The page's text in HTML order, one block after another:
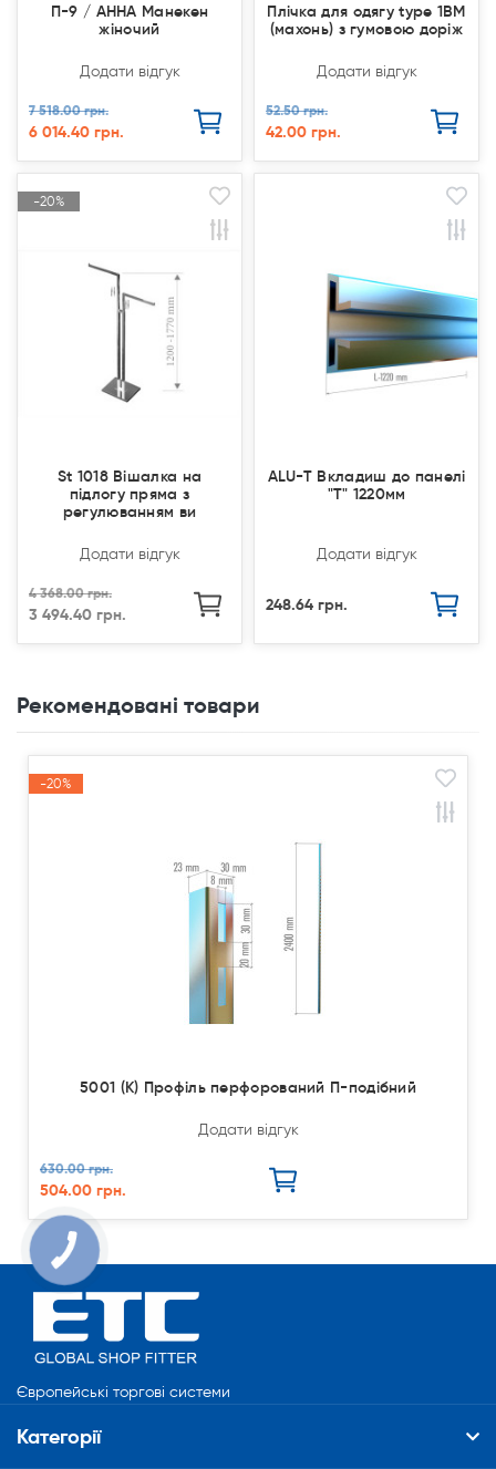
П-9 / АННА Манекен
жіночий
Додати відгук
7 518.00 грн.
6 014.40 грн.
Плічка для одягу type 1ВМ
(махонь) з гумовою доріж
Додати відгук
52.50 грн.
42.00 грн.
-20%
-20%
St 1018 Вішалка на
підлогу пряма з
регулюванням ви
Додати відгук
4 368.00 грн.
3 494.40 грн.
ALU-T Вкладиш до панелі
"Т" 1220мм
Додати відгук
248.64 грн.
Рекомендовані товари
-20%
5001 (К) Профіль перфорований П-подібний
Додати відгук
630.00 грн.
504.00 грн.
Європейські торгові системи
Категорії
КНОПКА
СВЯЗИ